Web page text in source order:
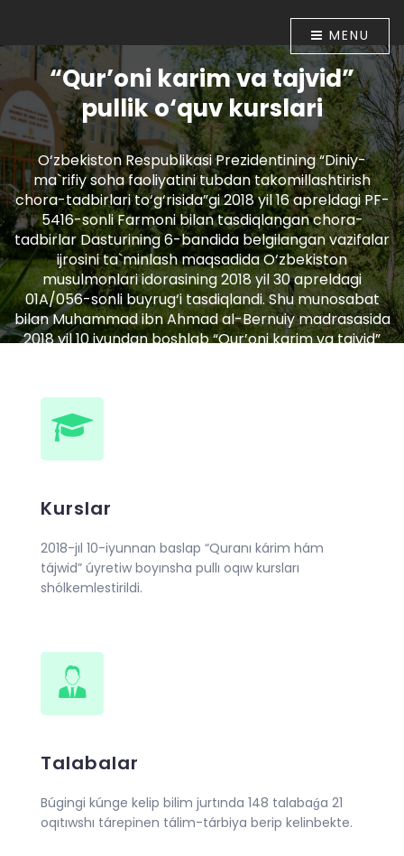
MENU
“Qur’oni karim va tajvid”
pullik o‘quv kurslari
O‘zbekiston Respublikasi Prezidentining “Diniy-
ma`rifiy soha faoliyatini tubdan takomillashtirish
chora-tadbirlari to‘g‘risida”gi 2018 yil 16 apreldagi PF-
5416-sonli Farmoni bilan tasdiqlangan chora-
tadbirlar Dasturining 6-bandida belgilangan vazifalar
ijrosini ta`minlash maqsadida O‘zbekiston
musulmonlari idorasining 2018 yil 30 apreldagi
01A/056-sonli buyrug‘i tasdiqlandi. Shu munosabat
bilan Muhammad ibn Ahmad al-Bernuiy madrasasida
2018 yil 10 iyundan boshlab “Qur’oni karim va tajvid”
Kurslar
2018-jıl 10-iyunnan baslap “Quranı kárim hám
tájwid” úyretiw boyınsha pullı oqıw kursları
shólkemlestirildi.
Talabalar
Búgingi kúnge kelip bilim jurtında 148 talabaǵa 21
oqıtıwshı tárepinen tálim-tárbiya berip kelinbekte.